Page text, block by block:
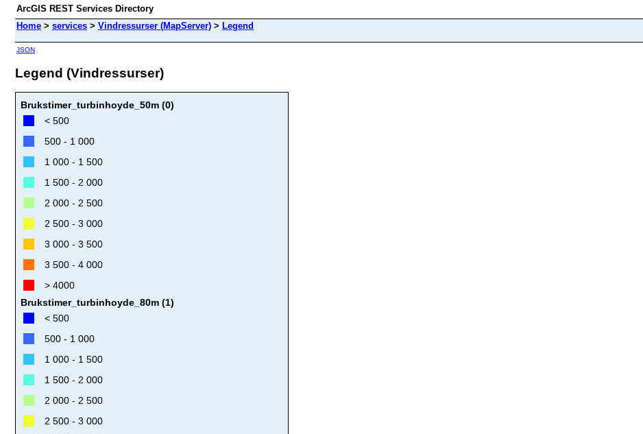
ArcGIS REST Services Directory
Home > services > Vindressurser (MapServer) > Legend
JSON
Legend (Vindressurser)
Brukstimer_turbinhoyde_50m (0)
< 500
500 - 1 000
1 000 - 1 500
1 500 - 2 000
2 000 - 2 500
2 500 - 3 000
3 000 - 3 500
3 500 - 4 000
> 4000
Brukstimer_turbinhoyde_80m (1)
< 500
500 - 1 000
1 000 - 1 500
1 500 - 2 000
2 000 - 2 500
2 500 - 3 000